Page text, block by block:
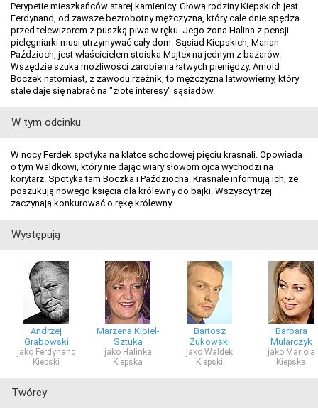
Perypetie mieszkańców starej kamienicy. Głową rodziny Kiepskich jest
Ferdynand, od zawsze bezrobotny mężczyzna, który całe dnie spędza
przed telewizorem z puszką piwa w ręku. Jego żona Halina z pensji
pielęgniarki musi utrzymywać cały dom. Sąsiad Kiepskich, Marian
Paździoch, jest właścicielem stoiska Majtex na jednym z bazarów.
Wszędzie szuka możliwości zarobienia łatwych pieniędzy. Arnold
Boczek natomiast, z zawodu rzeźnik, to mężczyzna łatwowierny, który
stale daje się nabrać na "złote interesy" sąsiadów.
W tym odcinku
W nocy Ferdek spotyka na klatce schodowej pięciu krasnali. Opowiada
o tym Waldkowi, który nie dając wiary słowom ojca wychodzi na
korytarz. Spotyka tam Boczka i Paździocha. Krasnale informują ich, że
poszukują nowego księcia dla królewny do bajki. Wszyscy trzej
zaczynają konkurować o rękę królewny.
Występują
Andrzej
Grabowski
jako Ferdynand
Kiepski
Marzena Kipiel-
Sztuka
jako Halinka
Kiepska
Bartosz
Żukowski
jako Waldek
Kiepski
Barbara
Mularczyk
jako Mariola
Kiepska
Twórcy